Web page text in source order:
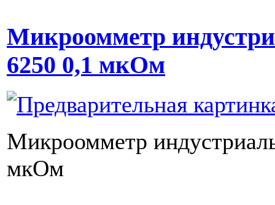
Микроомметр
6250 0,1 мкОм
Микроомметр
мкОм